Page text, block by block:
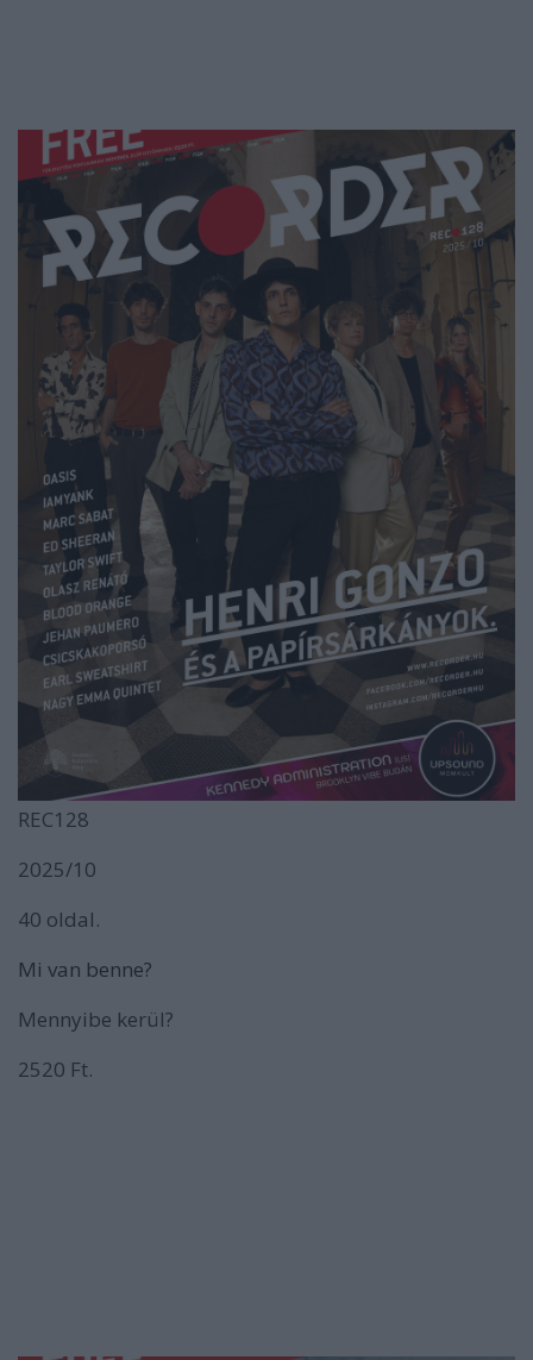
REC128
2025/10
40 oldal.
Mi van benne?
Mennyibe kerül?
2520 Ft.